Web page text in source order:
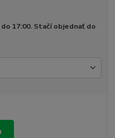
do 17:00. Stačí objednať do